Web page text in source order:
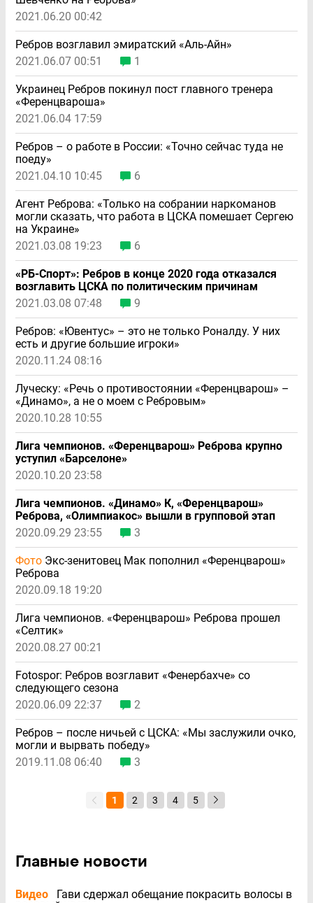
2021.06.20 00:42
Ребров возглавил эмиратский «Аль-Айн»
2021.06.07 00:51
1
Украинец Ребров покинул пост главного тренера
«Ференцвароша»
2021.06.04 17:59
Ребров – о работе в России: «Точно сейчас туда не
поеду»
2021.04.10 10:45
6
Агент Реброва: «Только на собрании наркоманов
могли сказать, что работа в ЦСКА помешает Сергею
на Украине»
2021.03.08 19:23
6
«РБ-Спорт»: Ребров в конце 2020 года отказался
возглавить ЦСКА по политическим причинам
2021.03.08 07:48
9
Ребров: «Ювентус» – это не только Роналду. У них
есть и другие большие игроки»
2020.11.24 08:16
Луческу: «Речь о противостоянии «Ференцварош» –
«Динамо», а не о моем с Ребровым»
2020.10.28 10:55
Лига чемпионов. «Ференцварош» Реброва крупно
уступил «Барселоне»
2020.10.20 23:58
Лига чемпионов. «Динамо» К, «Ференцварош»
Реброва, «Олимпиакос» вышли в групповой этап
2020.09.29 23:55
3
Фото Экс-зенитовец Мак пополнил «Ференцварош»
Реброва
2020.09.18 19:20
Лига чемпионов. «Ференцварош» Реброва прошел
«Селтик»
2020.08.27 00:21
Fotospor: Ребров возглавит «Фенербахче» со
следующего сезона
2020.06.09 22:37
2
Ребров – после ничьей с ЦСКА: «Мы заслужили очко,
могли и вырвать победу»
2019.11.08 06:40
3
1 2 3 4 5
Главные новости
Видео
Гави сдержал обещание покрасить волосы в